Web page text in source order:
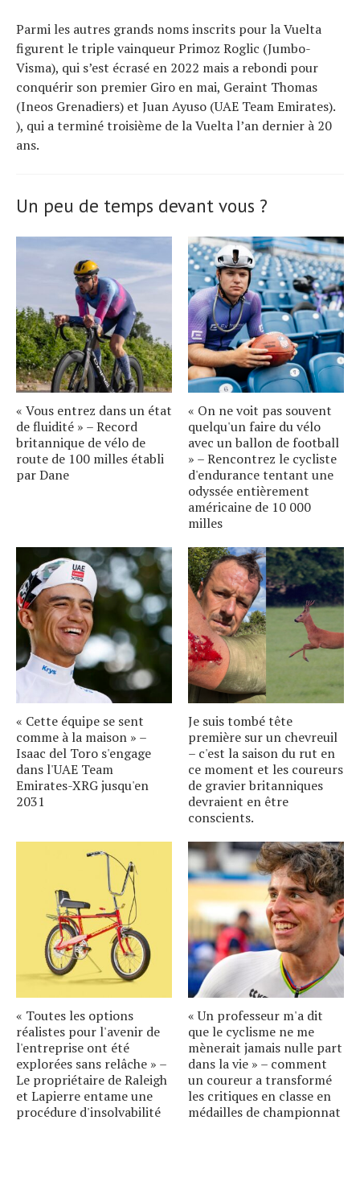
Parmi les autres grands noms inscrits pour la Vuelta
figurent le triple vainqueur Primoz Roglic (Jumbo-
Visma), qui s’est écrasé en 2022 mais a rebondi pour
conquérir son premier Giro en mai, Geraint Thomas
(Ineos Grenadiers) et Juan Ayuso (UAE Team Emirates).
), qui a terminé troisième de la Vuelta l’an dernier à 20
ans.
Un peu de temps devant vous ?
« Vous entrez dans un état
de fluidité » – Record
britannique de vélo de
route de 100 milles établi
par Dane
« On ne voit pas souvent
quelqu'un faire du vélo
avec un ballon de football
» – Rencontrez le cycliste
d'endurance tentant une
odyssée entièrement
américaine de 10 000
milles
« Cette équipe se sent
comme à la maison » –
Isaac del Toro s'engage
dans l'UAE Team
Emirates-XRG jusqu'en
2031
Je suis tombé tête
première sur un chevreuil
– c'est la saison du rut en
ce moment et les coureurs
de gravier britanniques
devraient en être
conscients.
« Toutes les options
réalistes pour l'avenir de
l'entreprise ont été
explorées sans relâche » –
Le propriétaire de Raleigh
et Lapierre entame une
procédure d'insolvabilité
« Un professeur m'a dit
que le cyclisme ne me
mènerait jamais nulle part
dans la vie » – comment
un coureur a transformé
les critiques en classe en
médailles de championnat